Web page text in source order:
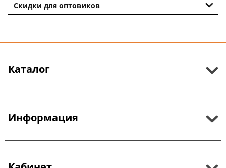
Скидки для оптовиков
Каталог
Информация